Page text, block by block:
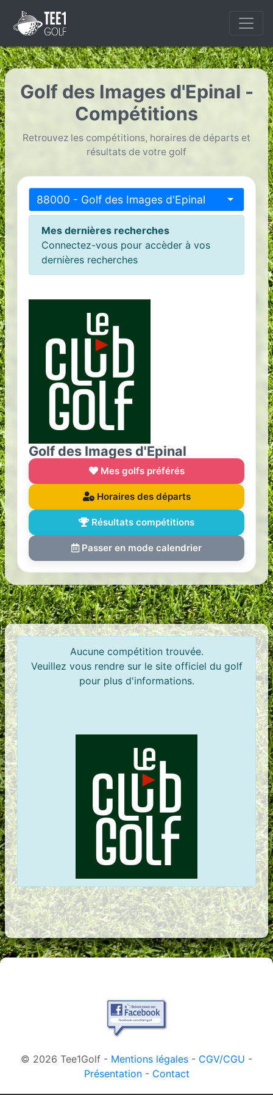
Golf des Images d'Epinal -
Compétitions
Retrouvez les compétitions, horaires de départs et
résultats de votre golf
88000 - Golf des Images d'Epinal
Mes dernières recherches
Connectez-vous pour accèder à vos
dernières recherches
Golf des Images d'Epinal
Mes golfs préférés
Horaires des départs
Résultats compétitions
Passer en mode calendrier
Aucune compétition trouvée.
Veuillez vous rendre sur le site officiel du golf
pour plus d'informations.
© 2026 Tee1Golf - Mentions légales - CGV/CGU -
Présentation- Contact